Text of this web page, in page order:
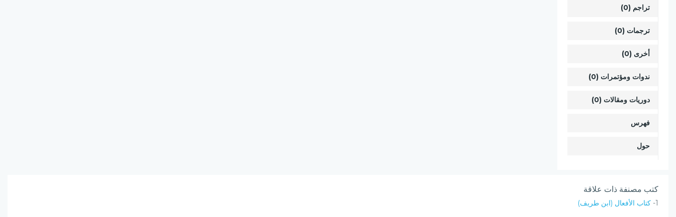
تراجم (0)
ترجمات (0)
أخرى (0)
ندوات ومؤتمرات (0)
دوريات ومقالات (0)
فهرس
حول
كتب مصنفة ذات علاقة
1- كتاب الأفعال (ابن طريف)